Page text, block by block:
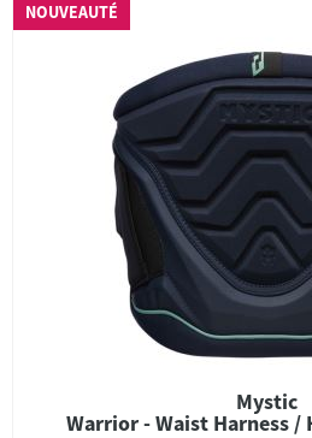
NOUVEAUTÉ
Mystic
Warrior - Waist Harness /